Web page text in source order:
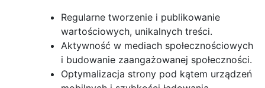
Regularne tworzenie i publikowanie
wartościowych, unikalnych treści.
Aktywność w mediach społecznościowych
i budowanie zaangażowanej społeczności.
Optymalizacja strony pod kątem urządzeń